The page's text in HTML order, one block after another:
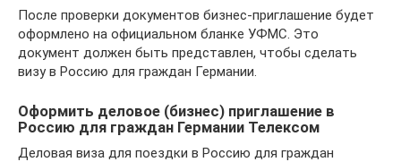
После проверки документов бизнес-приглашение будет
оформлено на официальном бланке УФМС. Это
документ должен быть представлен, чтобы сделать
визу в Россию для граждан Германии.
Оформить деловое (бизнес) приглашение в
Россию для граждан Германии Телексом
Деловая виза для поездки в Россию для граждан